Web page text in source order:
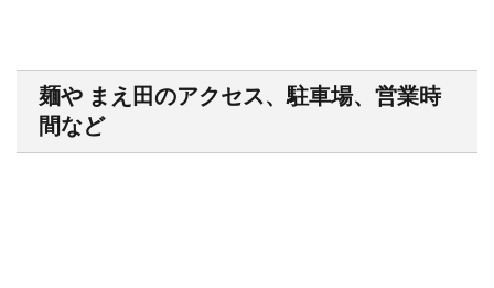
麺や まえ田のアクセス、駐車場、営業時
間など